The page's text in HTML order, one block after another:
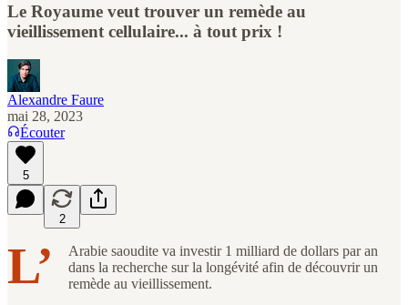
Le Royaume veut trouver un remède au
vieillissement cellulaire... à tout prix !
Alexandre Faure
mai 28, 2023
Écouter
5
2
L’
Arabie saoudite va investir 1 milliard de dollars par an
dans la recherche sur la longévité afin de découvrir un
remède au vieillissement.